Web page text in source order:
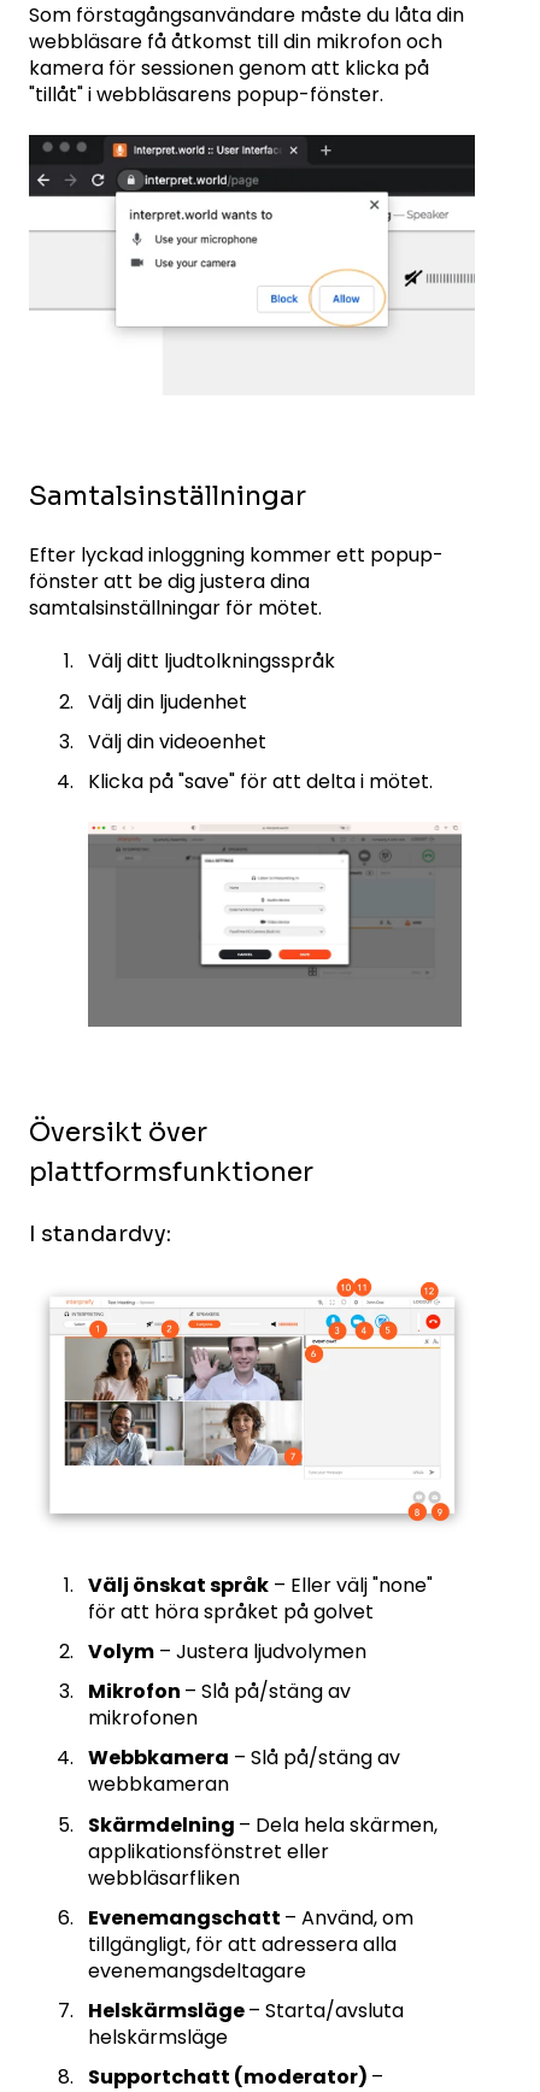
Som förstagångsanvändare måste du låta din
webbläsare få åtkomst till din mikrofon och
kamera för sessionen genom att klicka på
"tillåt" i webbläsarens popup-fönster.
Samtalsinställningar
Efter lyckad inloggning kommer ett popup-
fönster att be dig justera dina
samtalsinställningar för mötet.
Välj ditt ljudtolkningsspråk
Välj din ljudenhet
Välj din videoenhet
Klicka på "save" för att delta i mötet.
Översikt över
plattformsfunktioner
I standardvy:
Välj önskat språk – Eller välj "none"
för att höra språket på golvet
Volym – Justera ljudvolymen
Mikrofon – Slå på/stäng av
mikrofonen
Webbkamera – Slå på/stäng av
webbkameran
Skärmdelning – Dela hela skärmen,
applikationsfönstret eller
webbläsarfliken
Evenemangschatt – Använd, om
tillgängligt, för att adressera alla
evenemangsdeltagare
Helskärmsläge– Starta/avsluta
helskärmsläge
Supportchatt (moderator) –